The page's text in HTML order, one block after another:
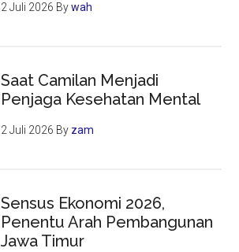
2 Juli 2026 Bywah
Saat Camilan Menjadi
Penjaga Kesehatan Mental
2 Juli 2026 By zam
Sensus Ekonomi 2026,
Penentu Arah Pembangunan
Jawa Timur